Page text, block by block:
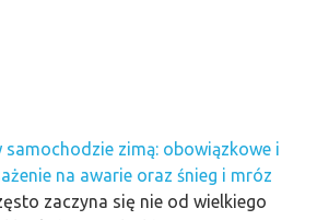
samochodzie zimą: obowiązkowe i
na awarie oraz śnieg i mróz
zaczyna się nie od wielkiego